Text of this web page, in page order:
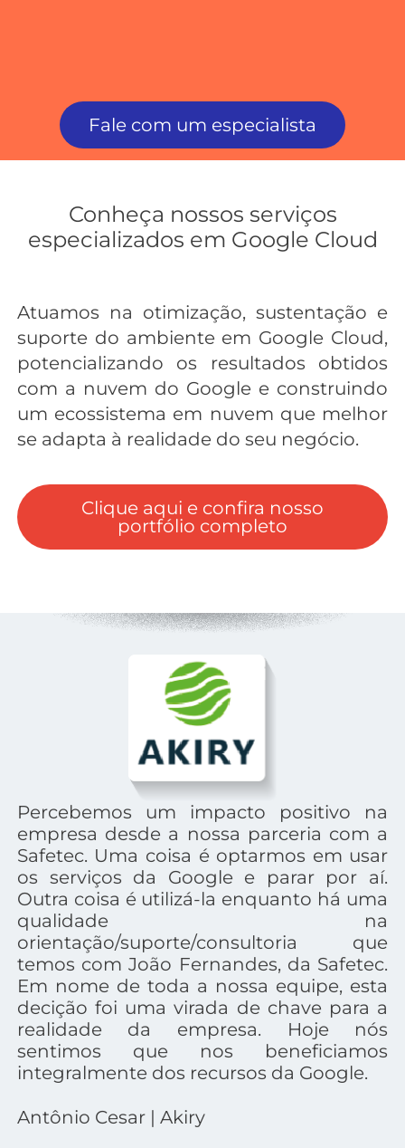
Fale com um especialista
Conheça nossos serviços
especializados em Google Cloud
Atuamos na otimização, sustentação e
suporte do ambiente em Google Cloud,
potencializando os resultados obtidos
com a nuvem do Google e construindo
um ecossistema em nuvem que melhor
se adapta à realidade do seu negócio.
Clique aqui e confira nosso
portfólio completo
Percebemos um impacto positivo na
empresa desde a nossa parceria com a
Safetec. Uma coisa é optarmos em usar
os serviços da Google e parar por aí.
Outra coisa é utilizá-la enquanto há uma
qualidade na
orientação/suporte/consultoria que
temos com João Fernandes, da Safetec.
Em nome de toda a nossa equipe, esta
decição foi uma virada de chave para a
realidade da empresa. Hoje nós
sentimos que nos beneficiamos
integralmente dos recursos da Google.
Antônio Cesar | Akiry